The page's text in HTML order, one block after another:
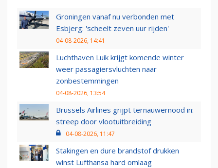
Groningen vanaf nu verbonden met
Esbjerg: 'scheelt zeven uur rijden'
04-08-2026, 14:41
Luchthaven Luik krijgt komende winter
weer passagiersvluchten naar
zonbestemmingen
04-08-2026, 13:54
Brussels Airlines grijpt ternauwernood in:
streep door vlootuitbreiding
04-08-2026, 11:47
Stakingen en dure brandstof drukken
winst Lufthansa hard omlaag